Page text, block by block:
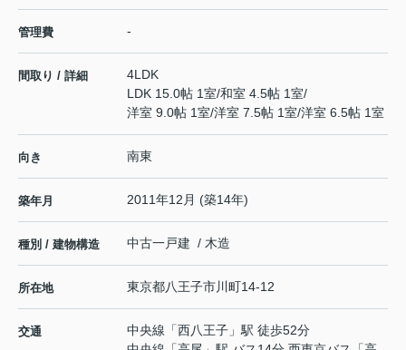
管理費 -
間取り / 詳細
4LDK
LDK 15.0帖 1室/和室 4.5帖 1室/
洋室 9.0帖 1室/洋室 7.5帖 1室/洋室 6.5帖 1室
向き 南東
築年月 2011年12月 (築14年)
種別 / 建物構造 中古一戸建 / 木造
所在地 東京都八王子市川町14-12
交通 中央線 「西八王子 」駅 徒歩52分